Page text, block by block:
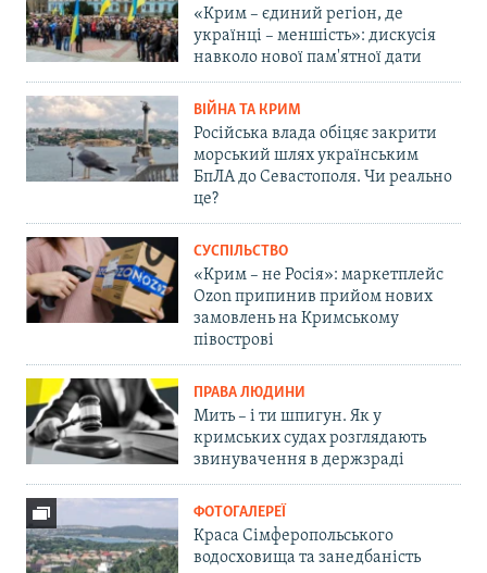
«Крим – єдиний регіон, де
українці – меншість»: дискусія
навколо нової пам'ятної дати
ВІЙНА ТА КРИМ
Російська влада обіцяє закрити
морський шлях українським
БпЛА до Севастополя. Чи реально
це?
СУСПІЛЬСТВО
«Крим – не Росія»: маркетплейс
Ozon припинив прийом нових
замовлень на Кримському
півострові
ПРАВА ЛЮДИНИ
Мить – і ти шпигун. Як у
кримських судах розглядають
звинувачення в держзраді
ФОТОГАЛЕРЕЇ
Краса Сімферопольського
водосховища та занедбаність